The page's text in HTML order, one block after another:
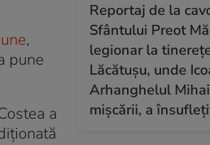
,
pune
a
Reportaj de la
Sfântului Preot
legionar la
Lăcătușu, unde
Arhanghelul
mișcării, a